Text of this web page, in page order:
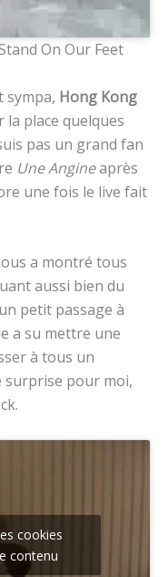
On Our Feet
sympa, Hong Kong
place quelques
pas un grand fan
Une Angineaprès
une fois le live fait
a montré tous
aussi bien du
petit passage à
a su mettre une
à tous un
surprise pour moi,
cookies
contenu